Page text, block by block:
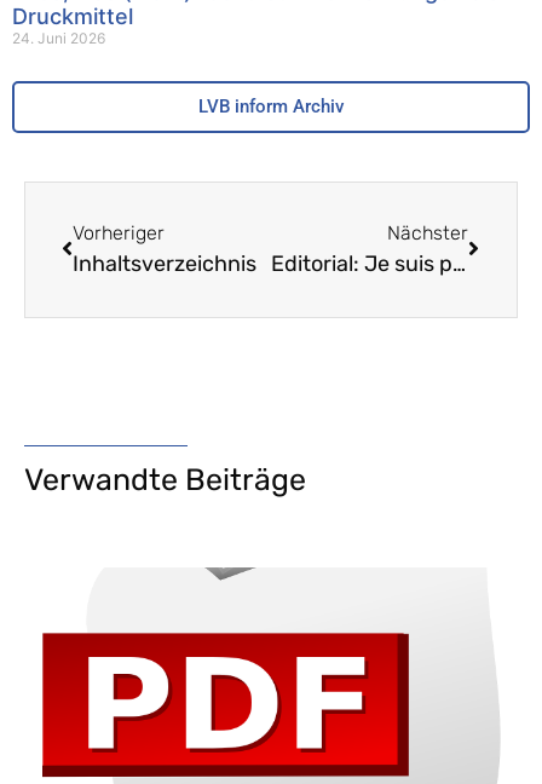
Druckmittel
24. Juni 2026
LVB inform Archiv
Vorheriger
Inhaltsverzeichnis
Nächster
Editorial: Je suis prof d’histoire
Verwandte Beiträge